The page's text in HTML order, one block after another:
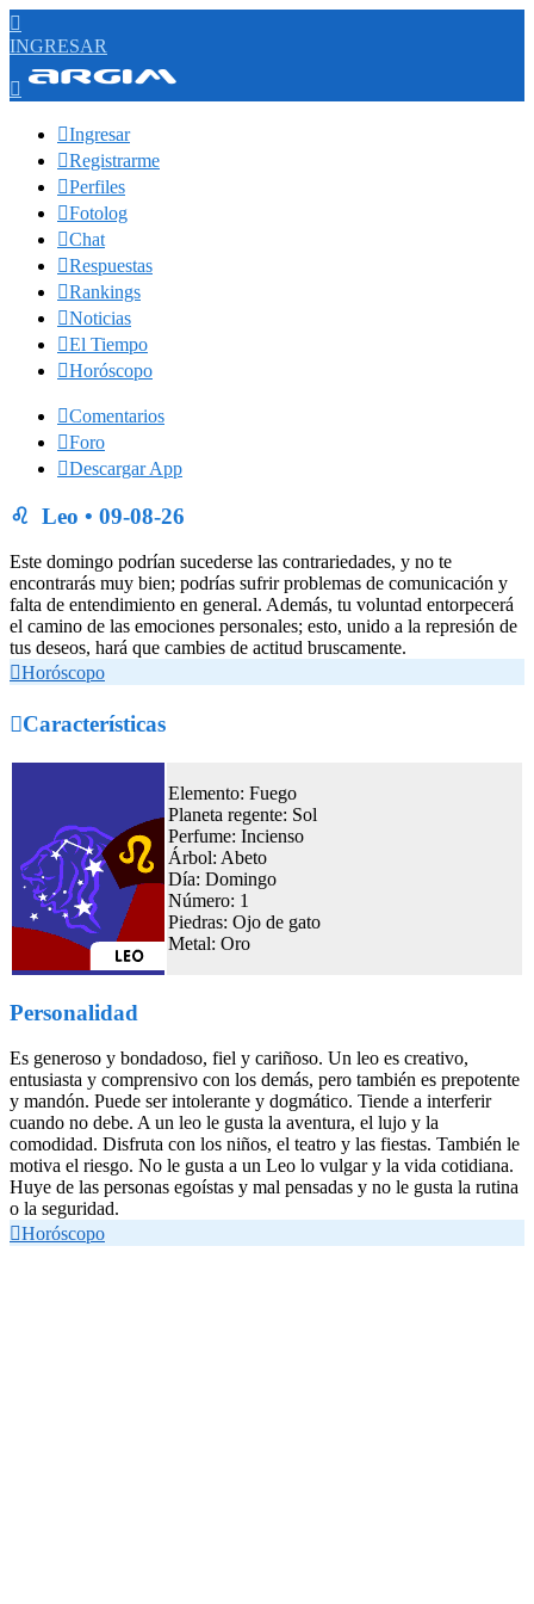

INGRESAR

Ingresar
Registrarme
Perfiles
Fotolog
Chat
Respuestas
Rankings
Noticias
El Tiempo
Horóscopo
Comentarios
Foro
Descargar App
♌ Leo • 09-08-26
Este domingo podrían sucederse las contrariedades, y no te
encontrarás muy bien; podrías sufrir problemas de comunicación y
falta de entendimiento en general. Además, tu voluntad entorpecerá
el camino de las emociones personales; esto, unido a la represión de
tus deseos, hará que cambies de actitud bruscamente.
Horóscopo
Características
Elemento: Fuego
Planeta regente: Sol
Perfume: Incienso
Árbol: Abeto
Día: Domingo
Número: 1
Piedras: Ojo de gato
Metal: Oro
Personalidad
Es generoso y bondadoso, fiel y cariñoso. Un leo es creativo,
entusiasta y comprensivo con los demás, pero también es prepotente
y mandón. Puede ser intolerante y dogmático. Tiende a interferir
cuando no debe. A un leo le gusta la aventura, el lujo y la
comodidad. Disfruta con los niños, el teatro y las fiestas. También le
motiva el riesgo. No le gusta a un Leo lo vulgar y la vida cotidiana.
Huye de las personas egoístas y mal pensadas y no le gusta la rutina
o la seguridad.
Horóscopo